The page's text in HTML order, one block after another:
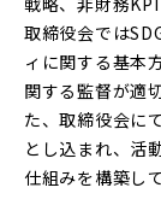
取締役会では
ィに関する基本
関する監督が適
た、取締役会に
とし込まれ、活
仕組みを構築し